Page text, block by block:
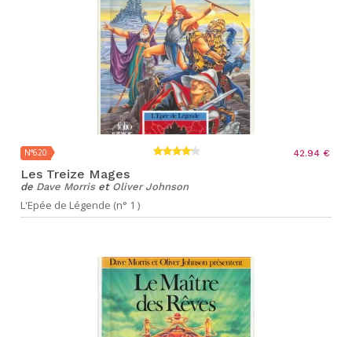
N°620 42.94 €
Les Treize Mages
de Dave Morriset Oliver Johnson
L'Epée de Légende (n° 1 )